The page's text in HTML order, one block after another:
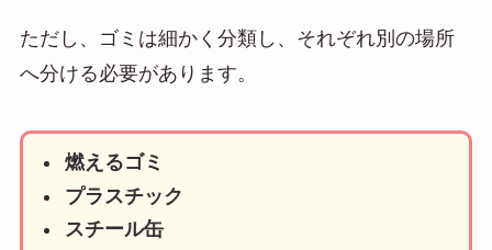
ただし、ゴミは細かく分類し、それぞれ別の場所
へ分ける必要があります。
燃えるゴミ
プラスチック
スチール缶